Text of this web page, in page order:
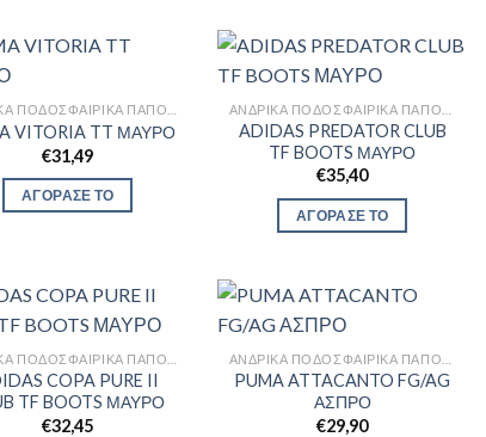
VITORIA TT ΜΑΥΡΟ
€31,49
ΑΓΟΡΑΣΕ ΤΟ
ADIDAS PREDATOR CLUB
TF BOOTS ΜΑΥΡΟ
€35,40
ΑΓΟΡΑΣΕ ΤΟ
COPA PURE II
TF BOOTS ΜΑΥΡΟ
€32,45
PUMA ATTACANTO FG/AG
ΑΣΠΡΟ
€29,90